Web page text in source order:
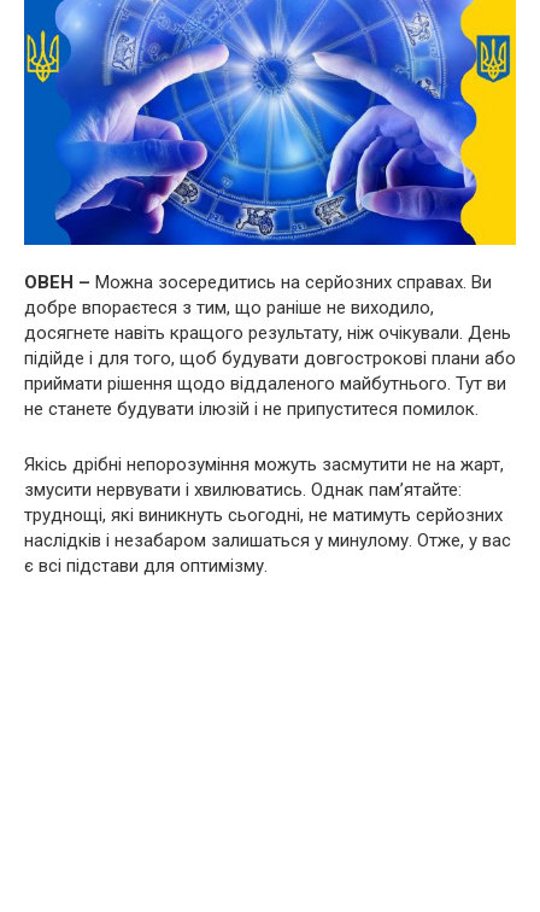
ОВЕН – Можна зосередитись на серйозних справах. Ви
добре впораєтеся з тим, що раніше не виходило,
досягнете навіть кращого результату, ніж очікували. День
підійде і для того, щоб будувати довгострокові плани або
приймати рішення щодо віддаленого майбутнього. Тут ви
не станете будувати ілюзій і не припуститеся помилок.
Якісь дрібні непорозуміння можуть засмутити не на жарт,
змусити нервувати і хвилюватись. Однак пам’ятайте:
труднощі, які виникнуть сьогодні, не матимуть серйозних
наслідків і незабаром залишаться у минулому. Отже, у вас
є всі підстави для оптимізму.